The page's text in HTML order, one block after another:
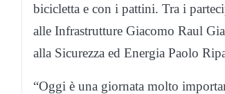
bicicletta e con i pattini. Tra i
alle Infrastrutture Giacomo Raul
alla Sicurezza ed Energia Paolo
“Oggi è una giornata molto